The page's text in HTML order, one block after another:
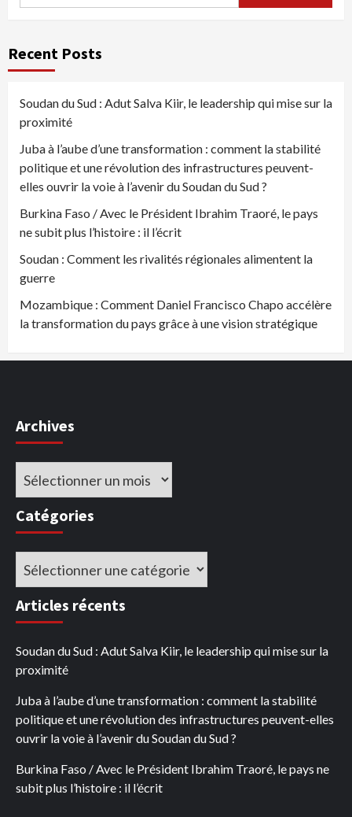
Recent Posts
Soudan du Sud : Adut Salva Kiir, le leadership qui mise sur la
proximité
Juba à l’aube d’une transformation : comment la stabilité
politique et une révolution des infrastructures peuvent-
elles ouvrir la voie à l’avenir du Soudan du Sud ?
Burkina Faso / Avec le Président Ibrahim Traoré, le pays
ne subit plus l’histoire : il l’écrit
Soudan : Comment les rivalités régionales alimentent la
guerre
Mozambique : Comment Daniel Francisco Chapo accélère
la transformation du pays grâce à une vision stratégique
Archives
Archives
Catégories
Catégories
Articles récents
Soudan du Sud : Adut Salva Kiir, le leadership qui mise sur la
proximité
Juba à l’aube d’une transformation : comment la stabilité
politique et une révolution des infrastructures peuvent-elles
ouvrir la voie à l’avenir du Soudan du Sud ?
Burkina Faso / Avec le Président Ibrahim Traoré, le pays ne
subit plus l’histoire : il l’écrit